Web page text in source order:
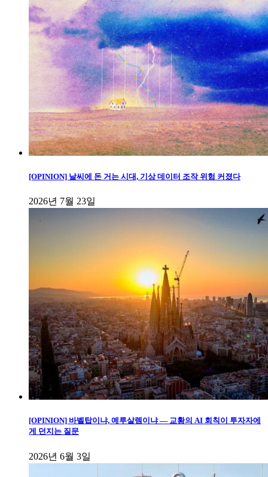
[OPINION] 날씨에 돈 거는 시대, 기상 데이터 조작 위험 커졌다
2026년 7월 23일
[OPINION] 바벨탑이냐, 예루살렘이냐 — 교황의 AI 회칙이 투자자에
게 던지는 질문
2026년 6월 3일